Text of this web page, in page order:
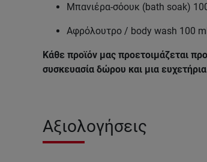
Μπανιέρα-σόουκ (bath soak)
Αφρόλουτρο / body wash 100
Κάθε προϊόν μας προετοιμάζεται
συσκευασία δώρου και μια
Αξιολογήσεις